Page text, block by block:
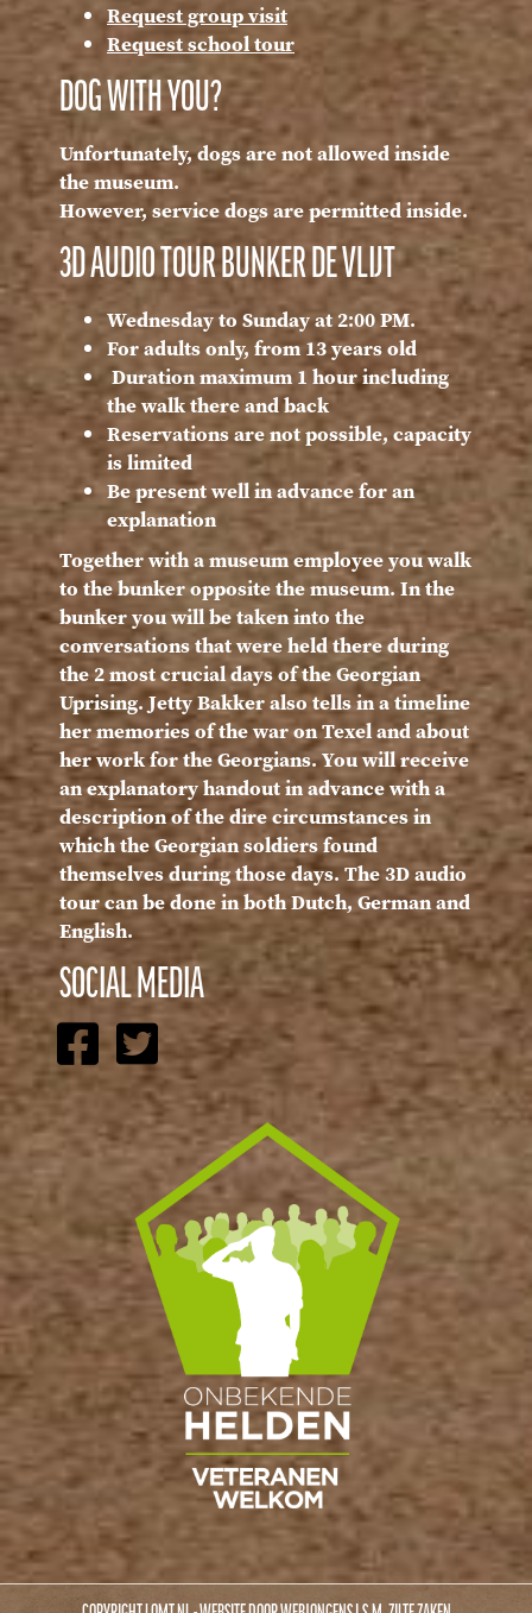
Request group visit
Request school tour
DOG WITH YOU?
Unfortunately, dogs are not allowed inside
the museum.
However, service dogs are permitted inside.
3D AUDIO TOUR BUNKER DE VLIJT
Wednesday to Sunday at 2:00 PM.
For adults only, from 13 years old
Duration maximum 1 hour including
the walk there and back
Reservations are not possible, capacity
is limited
Be present well in advance for an
explanation
Together with a museum employee you walk
to the bunker opposite the museum. In the
bunker you will be taken into the
conversations that were held there during
the 2 most crucial days of the Georgian
Uprising. Jetty Bakker also tells in a timeline
her memories of the war on Texel and about
her work for the Georgians. You will receive
an explanatory handout in advance with a
description of the dire circumstances in
which the Georgian soldiers found
themselves during those days. The 3D audio
tour can be done in both Dutch, German and
English.
SOCIAL MEDIA